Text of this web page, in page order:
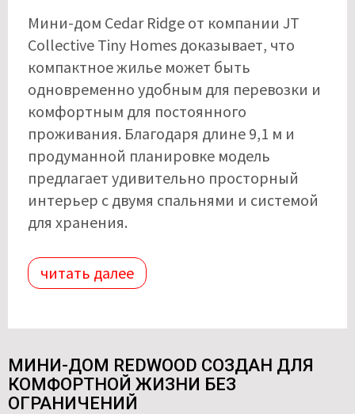
Мини-дом Cedar Ridge от компании JT
Collective Tiny Homes доказывает, что
компактное жилье может быть
одновременно удобным для перевозки и
комфортным для постоянного
проживания. Благодаря длине 9,1 м и
продуманной планировке модель
предлагает удивительно просторный
интерьер с двумя спальнями и системой
для хранения.
читать далее
МИНИ-ДОМ REDWOOD СОЗДАН ДЛЯ
КОМФОРТНОЙ ЖИЗНИ БЕЗ
ОГРАНИЧЕНИЙ